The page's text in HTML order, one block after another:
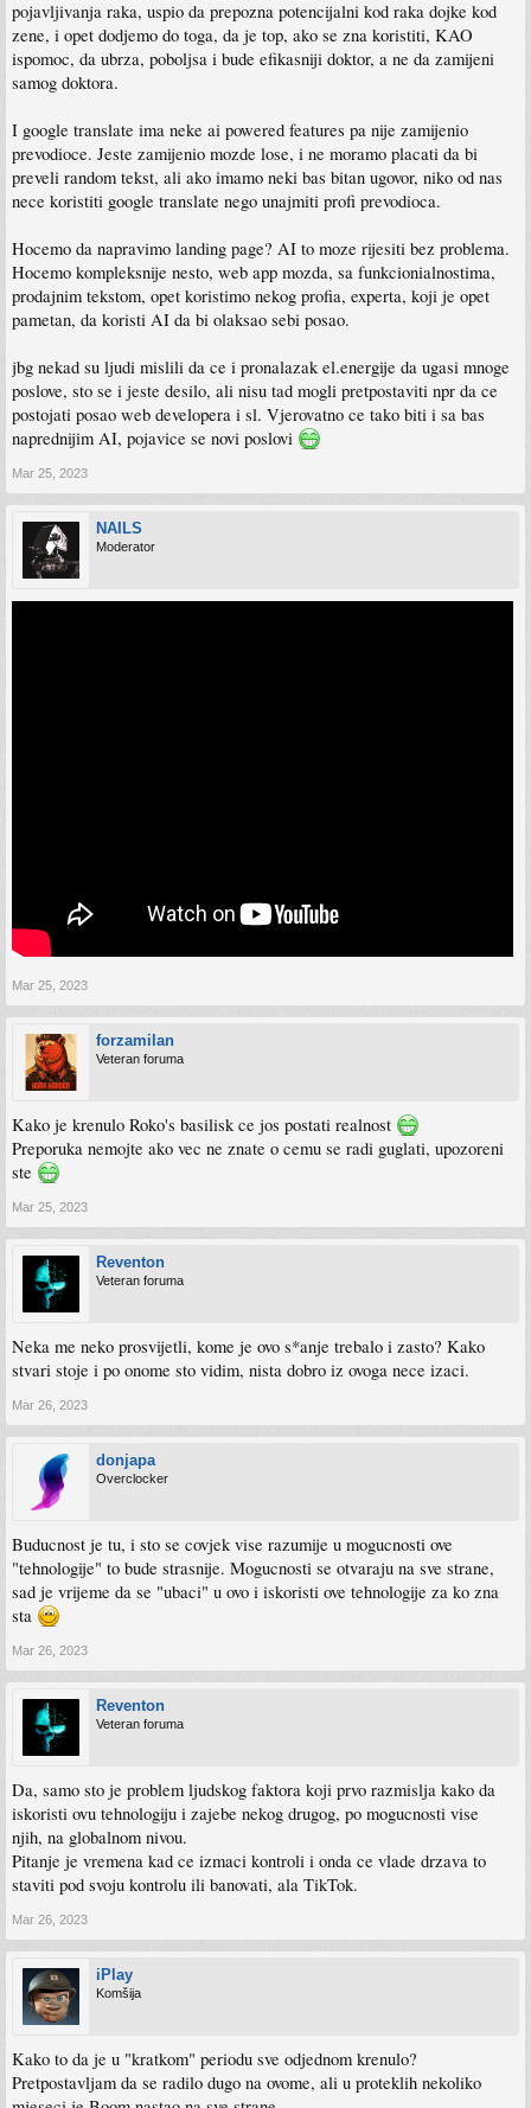
pojavljivanja raka, uspio da prepozna potencijalni kod raka dojke kod
zene, i opet dodjemo do toga, da je top, ako se zna koristiti, KAO
ispomoc, da ubrza, poboljsa i bude efikasniji doktor, a ne da zamijeni
samog doktora.
I google translate ima neke ai powered features pa nije zamijenio
prevodioce. Jeste zamijenio mozde lose, i ne moramo placati da bi
preveli random tekst, ali ako imamo neki bas bitan ugovor, niko od nas
nece koristiti google translate nego unajmiti profi prevodioca.
Hocemo da napravimo landing page? AI to moze rijesiti bez problema.
Hocemo kompleksnije nesto, web app mozda, sa funkcionialnostima,
prodajnim tekstom, opet koristimo nekog profia, experta, koji je opet
pametan, da koristi AI da bi olaksao sebi posao.
jbg nekad su ljudi mislili da ce i pronalazak el.energije da ugasi mnoge
poslove, sto se i jeste desilo, ali nisu tad mogli pretpostaviti npr da ce
postojati posao web developera i sl. Vjerovatno ce tako biti i sa bas
naprednijim AI, pojavice se novi poslovi
Mar 25, 2023
NAILS
Moderator
Mar 25, 2023
forzamilan
Veteran foruma
Kako je krenulo Roko's basilisk ce jos postati realnost
Preporuka nemojte ako vec ne znate o cemu se radi guglati, upozoreni
ste
Mar 25, 2023
Reventon
Veteran foruma
Neka me neko prosvijetli, kome je ovo s*anje trebalo i zasto? Kako
stvari stoje i po onome sto vidim, nista dobro iz ovoga nece izaci.
Mar 26, 2023
donjapa
Overclocker
Buducnost je tu, i sto se covjek vise razumije u mogucnosti ove
"tehnologije" to bude strasnije. Mogucnosti se otvaraju na sve strane,
sad je vrijeme da se "ubaci" u ovo i iskoristi ove tehnologije za ko zna
sta
Mar 26, 2023
Reventon
Veteran foruma
Da, samo sto je problem ljudskog faktora koji prvo razmislja kako da
iskoristi ovu tehnologiju i zajebe nekog drugog, po mogucnosti vise
njih, na globalnom nivou.
Pitanje je vremena kad ce izmaci kontroli i onda ce vlade drzava to
staviti pod svoju kontrolu ili banovati, ala TikTok.
Mar 26, 2023
iPlay
Komšija
Kako to da je u "kratkom" periodu sve odjednom krenulo?
Pretpostavljam da se radilo dugo na ovome, ali u proteklih nekoliko